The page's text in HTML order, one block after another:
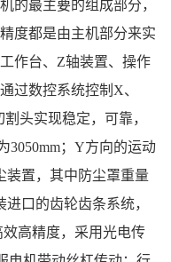
的最主要的组成部分，
度都是由主机部分来实
作台、Z轴装置、操作
过数控系统控制X、
头实现稳定，可靠，
3050mm；Y方向的运动
装置，其中防尘罩重量
口的齿轮齿条系统，
效高精度，采用光电传